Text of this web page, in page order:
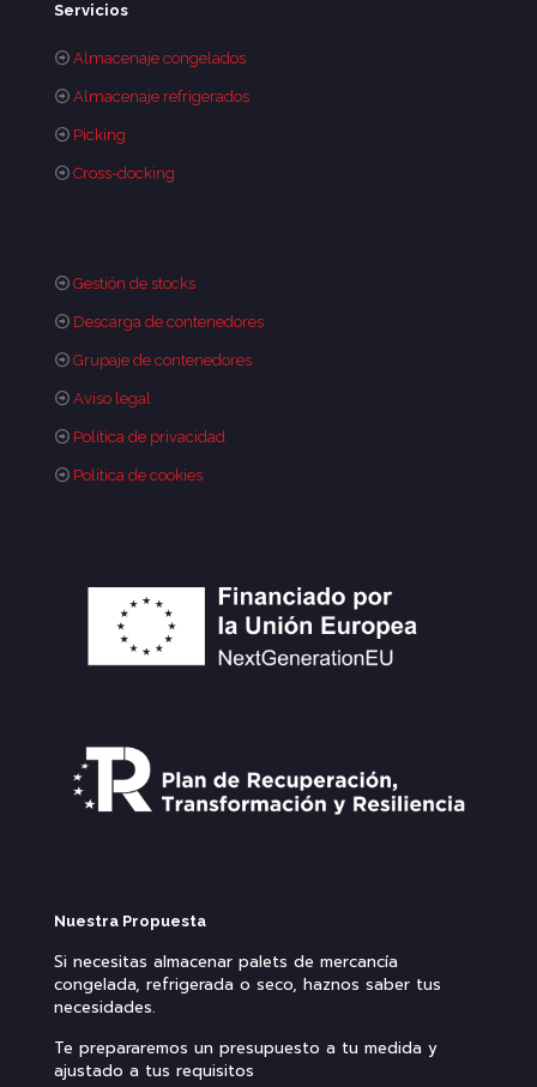
Servicios
Almacenaje congelados
Almacenaje refrigerados
Picking
Cross-docking
Gestión de stocks
Descarga de contenedores
Grupaje de contenedores
Aviso legal
Política de privacidad
Política de cookies
Nuestra Propuesta
Si necesitas almacenar palets de mercancía
congelada, refrigerada o seco, haznos saber tus
necesidades.
Te prepararemos un presupuesto a tu medida y
ajustado a tus requisitos